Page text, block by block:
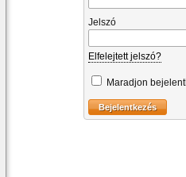
Jelszó
Elfelejtett jelszó?
Maradjon